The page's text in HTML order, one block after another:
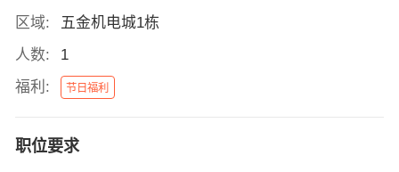
区域:
五金机电城1栋
人数:
1
福利:
节日福利
职位要求